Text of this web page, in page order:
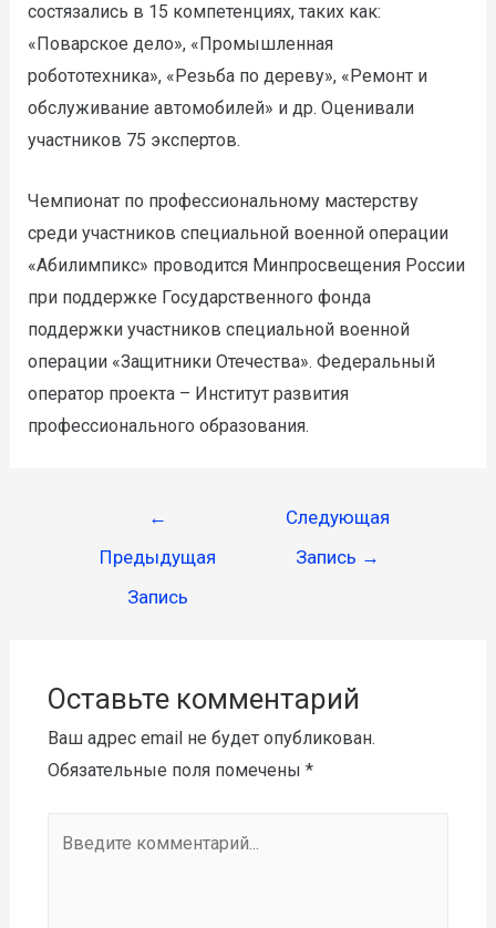
состязались в 15 компетенциях, таких как:
«Поварское дело», «Промышленная
робототехника», «Резьба по дереву», «Ремонт и
обслуживание автомобилей» и др. Оценивали
участников 75 экспертов.
Чемпионат по профессиональному мастерству
среди участников специальной военной операции
«Абилимпикс» проводится Минпросвещения России
при поддержке Государственного фонда
поддержки участников специальной военной
операции «Защитники Отечества». Федеральный
оператор проекта – Институт развития
профессионального образования.
←
Предыдущая
Запись
Следующая
Запись →
Оставьте комментарий
Ваш адрес email не будет опубликован.
Обязательные поля помечены *